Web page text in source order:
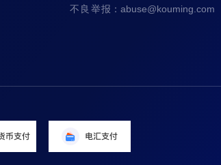
不良举报 ：abuse@kouming.com